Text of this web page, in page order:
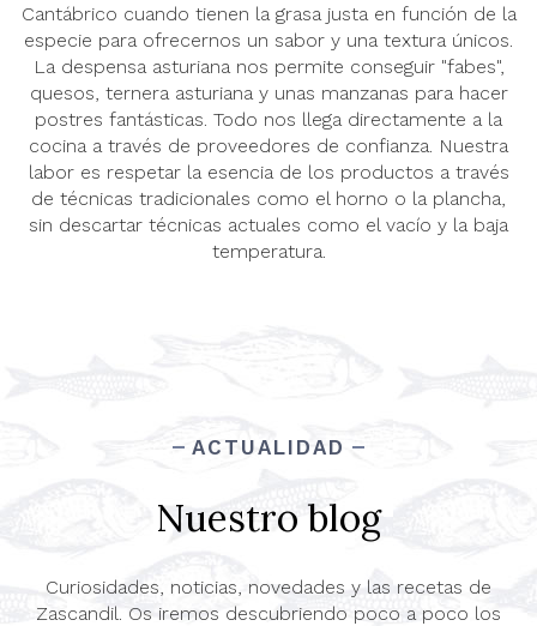
Cantábrico cuando tienen la grasa justa en función de la
especie para ofrecernos un sabor y una textura únicos.
La despensa asturiana nos permite conseguir "fabes",
quesos, ternera asturiana y unas manzanas para hacer
postres fantásticas. Todo nos llega directamente a la
cocina a través de proveedores de confianza. Nuestra
labor es respetar la esencia de los productos a través
de técnicas tradicionales como el horno o la plancha,
sin descartar técnicas actuales como el vacío y la baja
temperatura.
ACTUALIDAD
Nuestro blog
Curiosidades, noticias, novedades y las recetas de
Zascandil. Os iremos descubriendo poco a poco los